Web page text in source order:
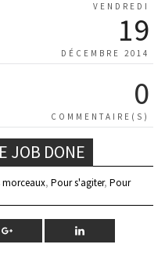
VENDREDI
19
DÉCEMBRE 2014
0
COMMENTAIRE(S)
JOB DONE
morceaux, Pour s'agiter, Pour